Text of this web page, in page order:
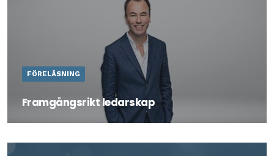
FÖRELÄSNING
Framgångsrikt ledarskap
Vad kännetecknar en bra ledare? Och vilket ledarskap